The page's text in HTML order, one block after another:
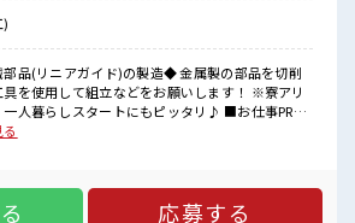
プライベートも充実☆
の休暇もキチンとあります◎
い雇用契約を結んだ上で派遣先で働けます◎
躍中》
やすい環境なので、
スタートできます！
)
品(リニアガイド)の製造◆ 金属製の部品を切削
を使用して組立などをお願いします！ ※寮アリ
暮らしスタートにもピッタリ♪ ■お仕事PR
仕事も同時にGET*》 人気の関東エリアで一人暮
います♪ 《おいしい食堂あり》 ICカードで利用で
いしい食堂あり！ 節約できてお財布にやさしい
応募する